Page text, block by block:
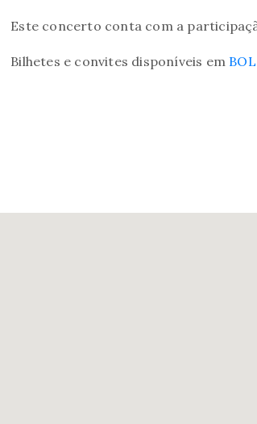
Este concerto conta com a
Bilhetes e convites disponíveis em